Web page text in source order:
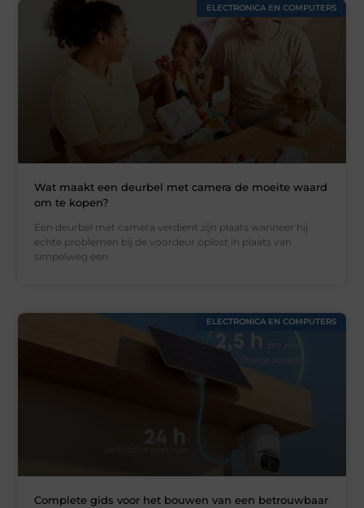
ELECTRONICA EN COMPUTERS
Wat maakt een deurbel met camera de moeite waard
om te kopen?
Een deurbel met camera verdient zijn plaats wanneer hij
echte problemen bij de voordeur oplost in plaats van
simpelweg een
ELECTRONICA EN COMPUTERS
Complete gids voor het bouwen van een betrouwbaar